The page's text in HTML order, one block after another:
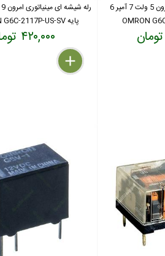
رله شیشه ای مینیاتوری امرون 5 ولت 7 آمپر 6
پایه OMRON G6C-2117P-US-SV
۴۲۰,۰۰۰ تومان
delete
remove
add